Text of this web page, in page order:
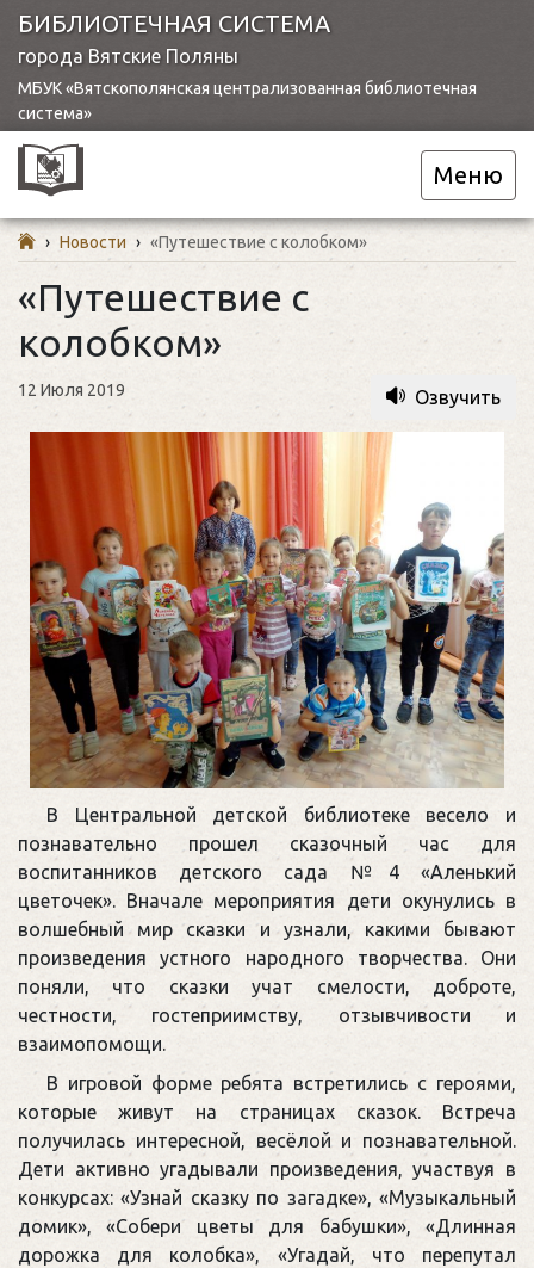
БИБЛИОТЕЧНАЯ СИСТЕМА
города Вятские Поляны
МБУК «Вятскополянская централизованная библиотечная
система»
Меню
› Новости › «Путешествие с колобком»
«Путешествие с
колобком»
12 Июля 2019 Озвучить
В Центральной детской библиотеке весело и
познавательно прошел сказочный час для
воспитанников детского сада №4 «Аленький
цветочек». Вначале мероприятия дети окунулись в
волшебный мир сказки и узнали, какими бывают
произведения устного народного творчества. Они
поняли, что сказки учат смелости, доброте,
честности, гостеприимству, отзывчивости и
взаимопомощи.
В игровой форме ребята встретились с героями,
которые живут на страницах сказок. Встреча
получилась интересной, весёлой и познавательной.
Дети активно угадывали произведения, участвуя в
конкурсах: «Узнай сказку по загадке», «Музыкальный
домик», «Собери цветы для бабушки», «Длинная
дорожка для колобка», «Угадай, что перепутал